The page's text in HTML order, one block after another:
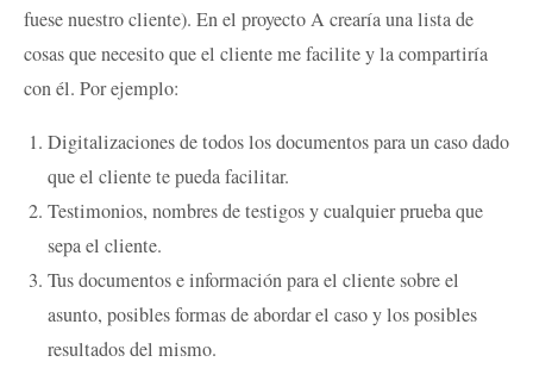
fuese nuestro cliente). En el proyecto A crearía una lista de
cosas que necesito que el cliente me facilite y la compartiría
con él. Por ejemplo:
Digitalizaciones de todos los documentos para un caso dado
que el cliente te pueda facilitar.
Testimonios, nombres de testigos y cualquier prueba que
sepa el cliente.
Tus documentos e información para el cliente sobre el
asunto, posibles formas de abordar el caso y los posibles
resultados del mismo.